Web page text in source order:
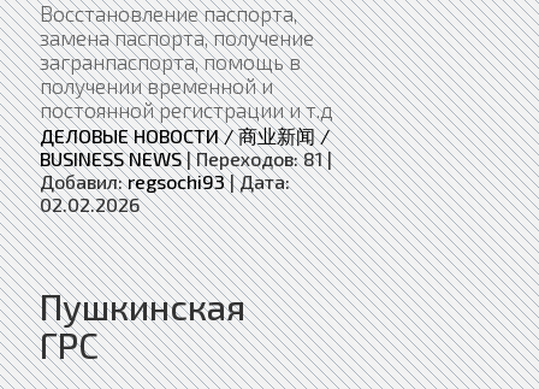
Восстановление паспорта,
замена паспорта, получение
загранпаспорта, помощь в
получении временной и
постоянной регистрации и т.д
ДЕЛОВЫЕ НОВОСТИ / 商业新闻 /
BUSINESS NEWS|Переходов: 81 |
Добавил: regsochi93 |Дата:
02.02.2026
Пушкинская
ГРС